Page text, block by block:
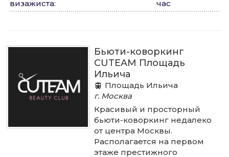
визажиста:
час
Бьюти-коворкинг
CUTEAM Площадь
Ильича
Площадь Ильича
г. Москва
Красивый и просторный
бьюти-коворкинг недалеко
от центра Москвы.
Располагается на первом
этаже престижного